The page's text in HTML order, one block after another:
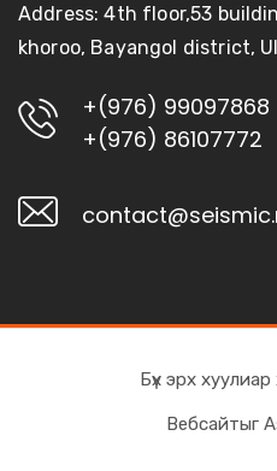
Address: 4th floor,53
khoroo, Bayangol district,
+(976) 99097868
+(976) 86107772
Бүх эрх
Вебсайтыг